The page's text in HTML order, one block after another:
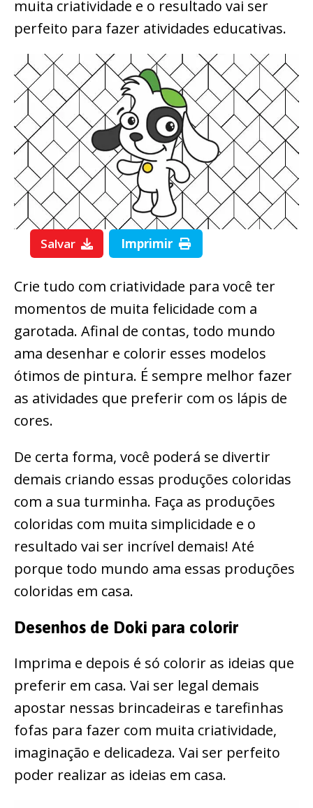
muita criatividade e o resultado vai ser
perfeito para fazer atividades educativas.
Salvar Imprimir
Crie tudo com criatividade para você ter
momentos de muita felicidade com a
garotada. Afinal de contas, todo mundo
ama desenhar e colorir esses modelos
ótimos de pintura. É sempre melhor fazer
as atividades que preferir com os lápis de
cores.
De certa forma, você poderá se divertir
demais criando essas produções coloridas
com a sua turminha. Faça as produções
coloridas com muita simplicidade e o
resultado vai ser incrível demais! Até
porque todo mundo ama essas produções
coloridas em casa.
Desenhos de Doki para colorir
Imprima e depois é só colorir as ideias que
preferir em casa. Vai ser legal demais
apostar nessas brincadeiras e tarefinhas
fofas para fazer com muita criatividade,
imaginação e delicadeza. Vai ser perfeito
poder realizar as ideias em casa.